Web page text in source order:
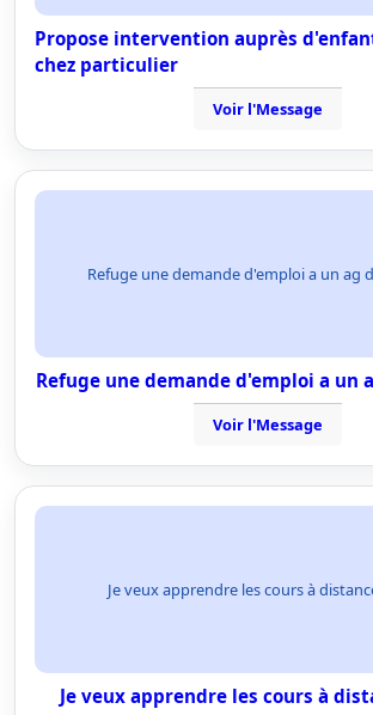
Propose intervention auprès
chez particulier
Voir l'Message
Refuge une demande d'emploi a un ag
Refuge une demande d'emploi a un
Voir l'Message
Je veux apprendre les cours à
Je veux apprendre les cours à